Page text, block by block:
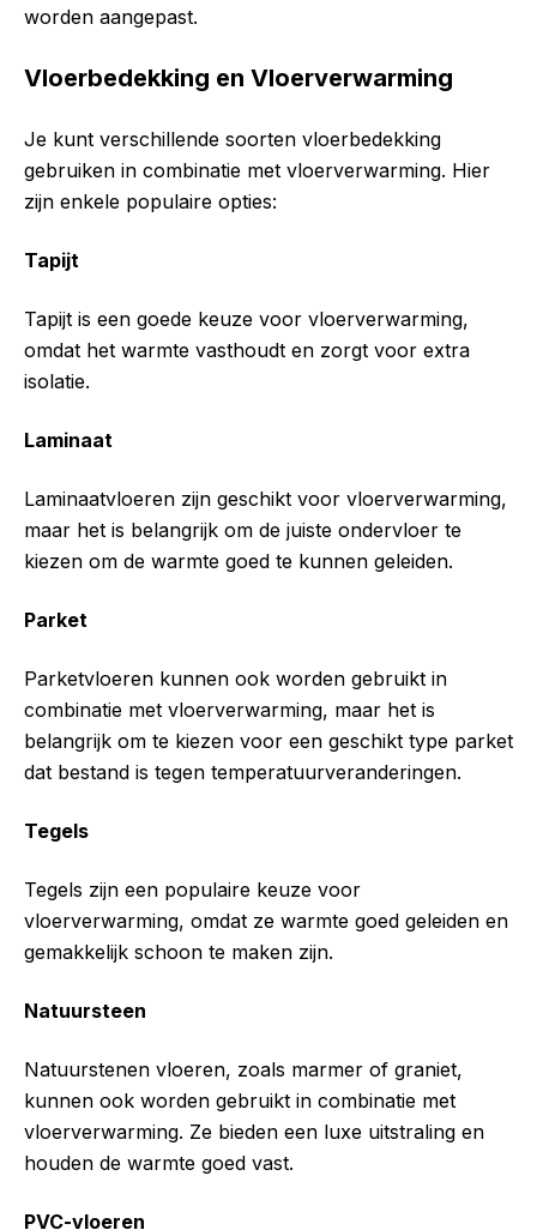
worden aangepast.
Vloerbedekking en Vloerverwarming
Je kunt verschillende soorten vloerbedekking
gebruiken in combinatie met vloerverwarming. Hier
zijn enkele populaire opties:
Tapijt
Tapijt is een goede keuze voor vloerverwarming,
omdat het warmte vasthoudt en zorgt voor extra
isolatie.
Laminaat
Laminaatvloeren zijn geschikt voor vloerverwarming,
maar het is belangrijk om de juiste ondervloer te
kiezen om de warmte goed te kunnen geleiden.
Parket
Parketvloeren kunnen ook worden gebruikt in
combinatie met vloerverwarming, maar het is
belangrijk om te kiezen voor een geschikt type parket
dat bestand is tegen temperatuurveranderingen.
Tegels
Tegels zijn een populaire keuze voor
vloerverwarming, omdat ze warmte goed geleiden en
gemakkelijk schoon te maken zijn.
Natuursteen
Natuurstenen vloeren, zoals marmer of graniet,
kunnen ook worden gebruikt in combinatie met
vloerverwarming. Ze bieden een luxe uitstraling en
houden de warmte goed vast.
PVC-vloeren